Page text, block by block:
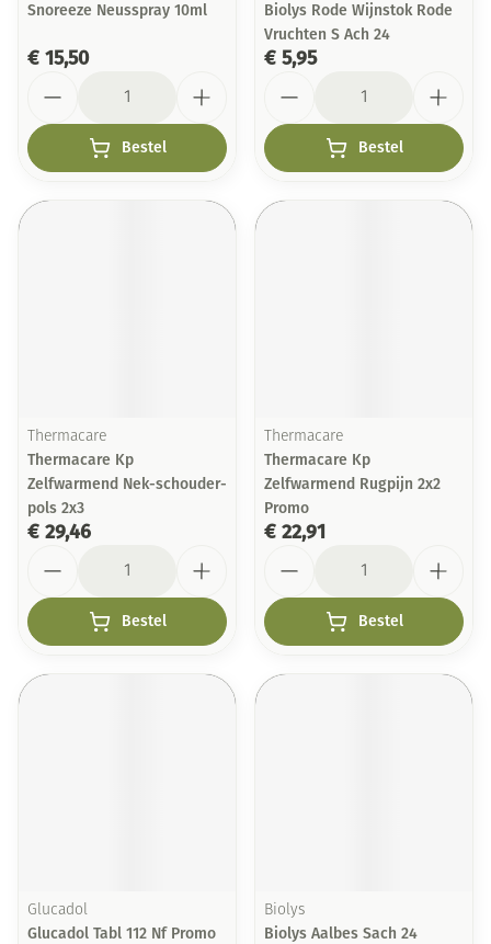
Snoreeze Neusspray 10ml
€ 15,50
Bestel
Biolys Rode Wijnstok Rode
Vruchten S Ach 24
€ 5,95
Bestel
Thermacare
Thermacare Kp
Zelfwarmend Nek-schouder-
pols 2x3
€ 29,46
Bestel
Thermacare
Thermacare Kp
Zelfwarmend Rugpijn 2x2
Promo
€ 22,91
Bestel
Glucadol
Glucadol Tabl 112 Nf Promo
Biolys
Biolys Aalbes Sach 24